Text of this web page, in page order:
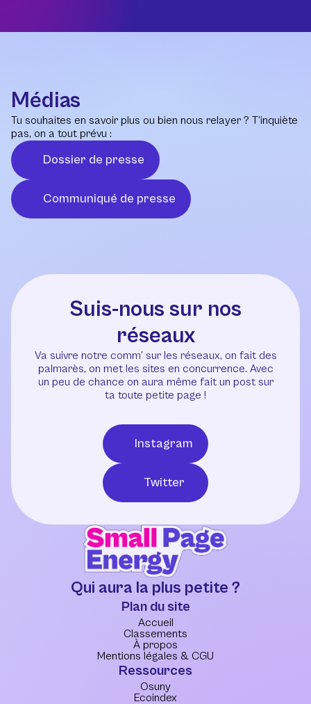
Médias
Tu souhaites en savoir plus ou bien nous relayer ? T’inquiète
pas, on a tout prévu :
Dossier de presse
Communiqué de presse
Suis-nous sur nos
réseaux
Va suivre notre comm’ sur les réseaux, on fait des
palmarès, on met les sites en concurrence. Avec
un peu de chance on aura même fait un post sur
ta toute petite page !
Instagram
Twitter
Qui aura la plus petite ?
Plan du site
Accueil
Classements
À propos
Mentions légales & CGU
Ressources
Osuny
Ecoindex